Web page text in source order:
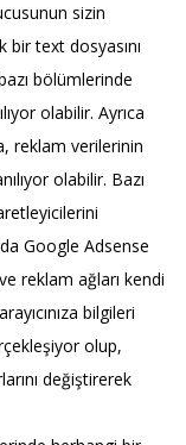
sizin
bir text dosyasını
bölümlerinde
olabilir. Ayrıca
reklam verilerinin
olabilir. Bazı
Google Adsense
reklam ağları kendi
bilgileri
olup,
değiştirerek